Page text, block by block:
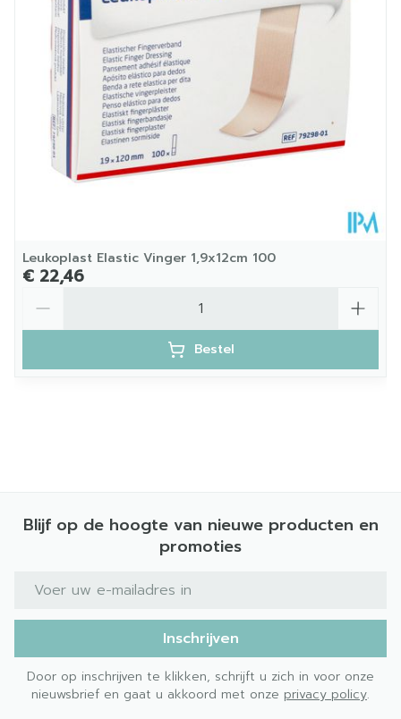
Behoud
Kamertemperatuur (15°C -
25°C)
Leukoplast Elastic Vinger 1,9x12cm 100
€ 22,46
Bestel
Blijf op de hoogte van nieuwe producten en
promoties
E-mail adres
Inschrijven
Door op inschrijven te klikken, schrijft u zich in voor onze
nieuwsbrief en gaat u akkoord met onze privacy policy.